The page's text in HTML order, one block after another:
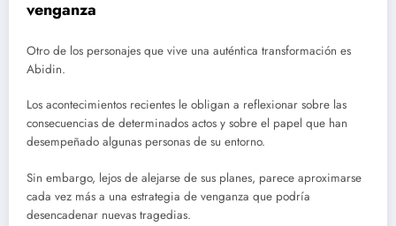
venganza
Otro de los personajes que vive una auténtica transformación es
Abidin.
Los acontecimientos recientes le obligan a reflexionar sobre las
consecuencias de determinados actos y sobre el papel que han
desempeñado algunas personas de su entorno.
Sin embargo, lejos de alejarse de sus planes, parece aproximarse
cada vez más a una estrategia de venganza que podría
desencadenar nuevas tragedias.